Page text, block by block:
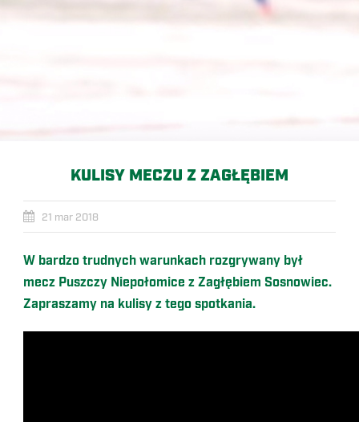
KULISY MECZU Z ZAGŁĘBIEM
21 mar 2018
W bardzo trudnych warunkach rozgrywany był
mecz Puszczy Niepołomice z Zagłębiem Sosnowiec.
Zapraszamy na kulisy z tego spotkania.